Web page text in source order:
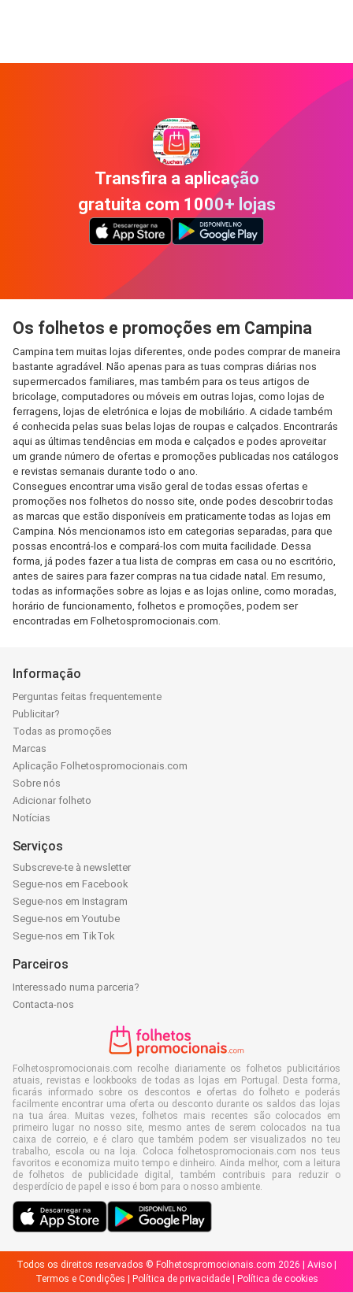
Transfira a aplicação
gratuita com 1000+ lojas
Os folhetos e promoções em Campina
Campina tem muitas lojas diferentes, onde podes comprar de maneira
bastante agradável. Não apenas para as tuas compras diárias nos
supermercados familiares, mas também para os teus artigos de
bricolage, computadores ou móveis em outras lojas, como lojas de
ferragens, lojas de eletrónica e lojas de mobiliário. A cidade também
é conhecida pelas suas belas lojas de roupas e calçados. Encontrarás
aqui as últimas tendências em moda e calçados e podes aproveitar
um grande número de ofertas e promoções publicadas nos catálogos
e revistas semanais durante todo o ano.
Consegues encontrar uma visão geral de todas essas ofertas e
promoções nos folhetos do nosso site, onde podes descobrir todas
as marcas que estão disponíveis em praticamente todas as lojas em
Campina. Nós mencionamos isto em categorias separadas, para que
possas encontrá-los e compará-los com muita facilidade. Dessa
forma, já podes fazer a tua lista de compras em casa ou no escritório,
antes de saires para fazer compras na tua cidade natal. Em resumo,
todas as informações sobre as lojas e as lojas online, como moradas,
horário de funcionamento, folhetos e promoções, podem ser
encontradas em Folhetospromocionais.com.
Informação
Perguntas feitas frequentemente
Publicitar?
Todas as promoções
Marcas
Aplicação Folhetospromocionais.com
Sobre nós
Adicionar folheto
Notícias
Serviços
Subscreve-te à newsletter
Segue-nos em Facebook
Segue-nos em Instagram
Segue-nos em Youtube
Segue-nos em TikTok
Parceiros
Interessado numa parceria?
Contacta-nos
Folhetospromocionais.com recolhe diariamente os folhetos publicitários
atuais, revistas e lookbooks de todas as lojas em Portugal. Desta forma,
ficarás informado sobre os descontos e ofertas do folheto e poderás
facilmente encontrar uma oferta ou desconto durante os saldos das lojas
na tua área. Muitas vezes, folhetos mais recentes são colocados em
primeiro lugar no nosso site, mesmo antes de serem colocados na tua
caixa de correio, e é claro que também podem ser visualizados no teu
trabalho, escola ou na loja. Coloca folhetospromocionais.com nos teus
favoritos e economiza muito tempo e dinheiro. Ainda melhor, com a leitura
de folhetos de publicidade digital, também contribuis para reduzir o
desperdício de papel e isso é bom para o nosso ambiente.
Todos os direitos reservados © Folhetospromocionais.com 2026 | Aviso
Termos e Condições
Política de privacidade| Política de cookies